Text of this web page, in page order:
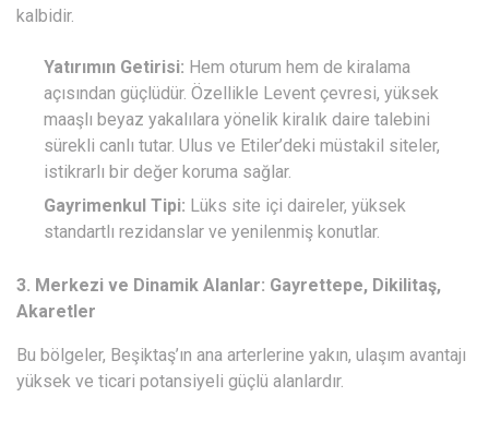
kalbidir.
Yatırımın Getirisi: Hem oturum hem de kiralama
açısından güçlüdür. Özellikle Levent çevresi, yüksek
maaşlı beyaz yakalılara yönelik kiralık daire talebini
sürekli canlı tutar. Ulus ve Etiler’deki müstakil siteler,
istikrarlı bir değer koruma sağlar.
Gayrimenkul Tipi: Lüks site içi daireler, yüksek
standartlı rezidanslar ve yenilenmiş konutlar.
3. Merkezi ve Dinamik Alanlar: Gayrettepe, Dikilitaş,
Akaretler
Bu bölgeler, Beşiktaş’ın ana arterlerine yakın, ulaşım avantajı
yüksek ve ticari potansiyeli güçlü alanlardır.